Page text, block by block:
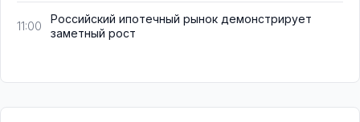
11:00
Российский ипотечный рынок демонстрирует
заметный рост